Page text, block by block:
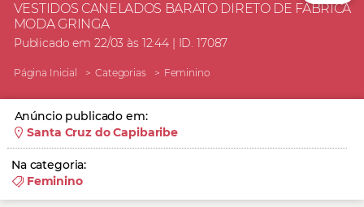
VESTIDOS CANELADOS BARATO DIRETO DE FABRICA
MODA GRINGA
Publicado em 22/03 às 12:44 | ID. 17087
Página Inicial Categorias Feminino
Anúncio publicado em:
Santa Cruz do Capibaribe
Na categoria:
Feminino